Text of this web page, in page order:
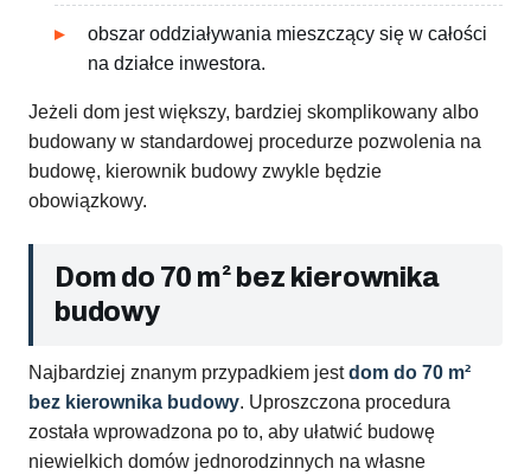
obszar oddziaływania mieszczący się w całości
na działce inwestora.
Jeżeli dom jest większy, bardziej skomplikowany albo
budowany w standardowej procedurze pozwolenia na
budowę, kierownik budowy zwykle będzie
obowiązkowy.
Dom do 70 m² bez kierownika
budowy
Najbardziej znanym przypadkiem jestdom do 70 m²
bez kierownika budowy. Uproszczona procedura
została wprowadzona po to, aby ułatwić budowę
niewielkich domów jednorodzinnych na własne